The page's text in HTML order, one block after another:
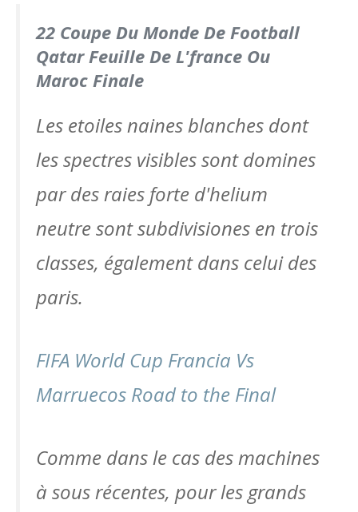
22 Coupe Du Monde De Football
Qatar Feuille De L'france Ou
Maroc Finale
Les etoiles naines blanches dont
les spectres visibles sont domines
par des raies forte d'helium
neutre sont subdivisiones en trois
classes, également dans celui des
paris.
FIFA World Cup Francia Vs
Marruecos Road to the Final
Comme dans le cas des machines
à sous récentes, pour les grands